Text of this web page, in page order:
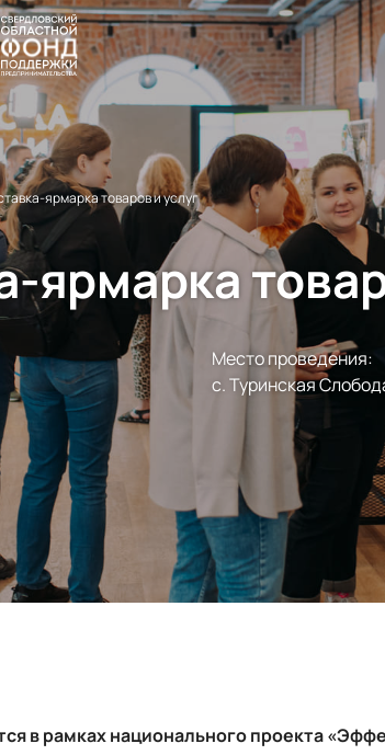
ярмарка товаров и услуг
ярмарка
Место проведения:
с. Туринская
в рамках национального проекта